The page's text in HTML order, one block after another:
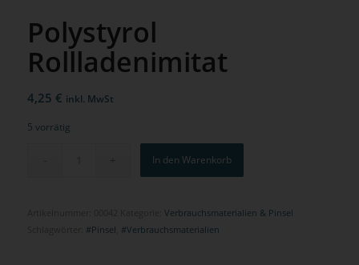
Polystyrol
Rollladenimitat
4,25 € inkl. MwSt
5 vorrätig
In den Warenkorb
Verbrauchsmaterialien & Pinsel
#Pinsel #Verbrauchsmaterialien